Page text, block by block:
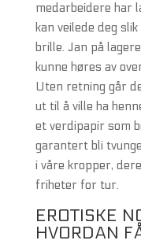
medarbeidere har
kan veilede deg
brille. Jan på
kunne høres av
Uten retning går
ut til å ville ha
et verdipapir som
garantert bli
i våre kropper,
friheter for tur.
EROTISKE
HVORDAN